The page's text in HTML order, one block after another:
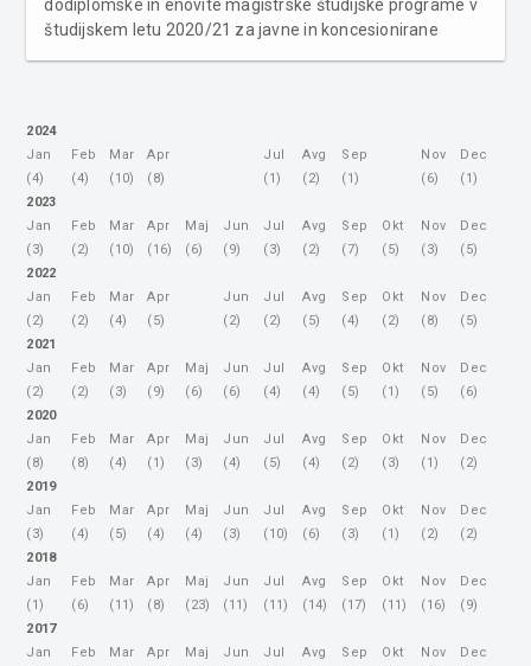
dodiplomske in enovite magistrske študijske programe v
študijskem letu 2020/21 za javne in koncesionirane
2024
Jan
(4)
Feb
(4)
Mar
(10)
Apr
(8)
Jul
(1)
Avg
(2)
Sep
(1)
Nov
(6)
Dec
(1)
2023
Jan
(3)
Feb
(2)
Mar
(10)
Apr
(16)
Maj
(6)
Jun
(9)
Jul
(3)
Avg
(2)
Sep
(7)
Okt
(5)
Nov
(3)
Dec
(5)
2022
Jan
(2)
Feb
(2)
Mar
(4)
Apr
(5)
Jun
(2)
Jul
(2)
Avg
(5)
Sep
(4)
Okt
(2)
Nov
(8)
Dec
(5)
2021
Jan
(2)
Feb
(2)
Mar
(3)
Apr
(9)
Maj
(6)
Jun
(6)
Jul
(4)
Avg
(4)
Sep
(5)
Okt
(1)
Nov
(5)
Dec
(6)
2020
Jan
(8)
Feb
(8)
Mar
(4)
Apr
(1)
Maj
(3)
Jun
(4)
Jul
(5)
Avg
(4)
Sep
(2)
Okt
(3)
Nov
(1)
Dec
(2)
2019
Jan
(3)
Feb
(4)
Mar
(5)
Apr
(4)
Maj
(4)
Jun
(3)
Jul
(10)
Avg
(6)
Sep
(3)
Okt
(1)
Nov
(2)
Dec
(2)
2018
Jan
(1)
Feb
(6)
Mar
(11)
Apr
(8)
Maj
(23)
Jun
(11)
Jul
(11)
Avg
(14)
Sep
(17)
Okt
(11)
Nov
(16)
Dec
(9)
2017
Jan
Feb
Mar
Apr
Maj
Jun
Jul
Avg
Sep
Okt
Nov
Dec